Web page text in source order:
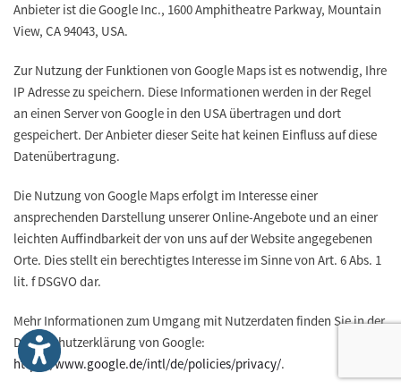
Anbieter ist die Google Inc., 1600 Amphitheatre Parkway, Mountain
View, CA 94043, USA.
Zur Nutzung der Funktionen von Google Maps ist es notwendig, Ihre
IP Adresse zu speichern. Diese Informationen werden in der Regel
an einen Server von Google in den USA übertragen und dort
gespeichert. Der Anbieter dieser Seite hat keinen Einfluss auf diese
Datenübertragung.
Die Nutzung von Google Maps erfolgt im Interesse einer
ansprechenden Darstellung unserer Online-Angebote und an einer
leichten Auffindbarkeit der von uns auf der Website angegebenen
Orte. Dies stellt ein berechtigtes Interesse im Sinne von Art. 6 Abs. 1
lit. f DSGVO dar.
Mehr Informationen zum Umgang mit Nutzerdaten finden Sie in der
Datenschutzerklärung von Google:
https://www.google.de/intl/de/policies/privacy/.